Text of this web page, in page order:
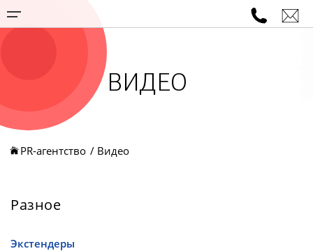
ВИДЕО
PR-агентство Видео
Разное
Экстендеры